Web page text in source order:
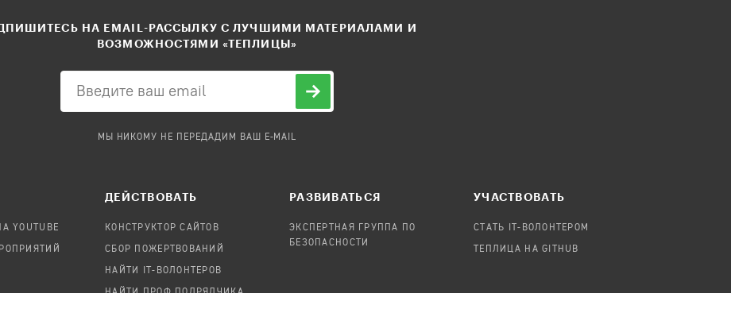
НА EMAIL-РАССЫЛКУ С ЛУЧШИМИ МАТЕРИАЛАМИ И
ВОЗМОЖНОСТЯМИ «ТЕПЛИЦЫ»
МЫ НИКОМУ НЕ ПЕРЕДАДИМ ВАШ E-MAIL
YOUTUBE
ДЕЙСТВОВАТЬ
КОНСТРУКТОР САЙТОВ
СБОР ПОЖЕРТВОВАНИЙ
НАЙТИ IT-ВОЛОНТЕРОВ
НАЙТИ ПРОФ.ПОДРЯДЧИКА
РАЗВИВАТЬСЯ
ЭКСПЕРТНАЯ ГРУППА ПО
БЕЗОПАСНОСТИ
УЧАСТВОВАТЬ
СТАТЬ IT-ВОЛОНТЕРОМ
ТЕПЛИЦА НА GITHUB